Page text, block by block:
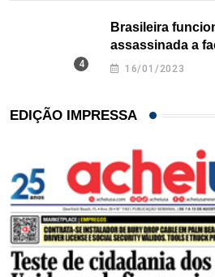
Brasileira
assassinada a
16/01/2023
EDIÇÃO IMPRESSA